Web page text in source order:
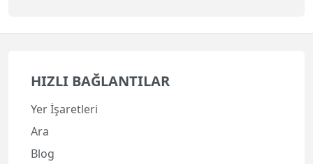
HIZLI BAĞLANTILAR
Yer İşaretleri
Ara
Blog